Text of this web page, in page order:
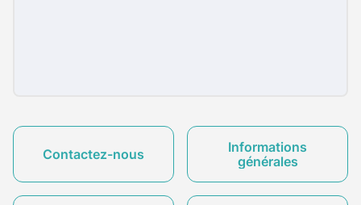
Contactez-nous
Informations
générales